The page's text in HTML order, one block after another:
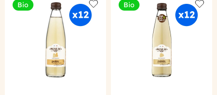
Bio
Add to wishlist
Bio
Add